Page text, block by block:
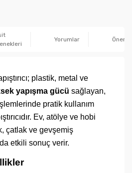
Yorumlar
plastik, metal ve
yapışma gücü sağlayan,
pratik kullanım
Ev, atölye ve hobi
, çatlak ve gevşemiş
etkili sonuç verir.